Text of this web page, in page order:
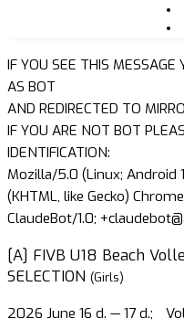
IF YOU SEE THIS MESSAGE
AS BOT
AND REDIRECTED TO
IF YOU ARE NOT BOT
IDENTIFICATION:
Mozilla/5.0 (Linux; Android
(KHTML, like Gecko)
ClaudeBot/1.0;
[A] FIVB U18 Beach
SELECTION (Girls)
2026 June 16 d. — 17 d.;